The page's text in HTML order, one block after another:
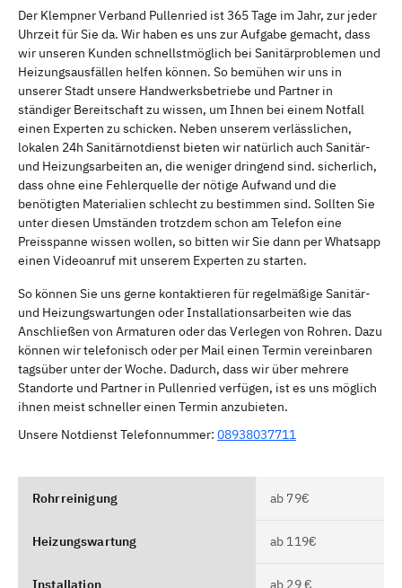
Der Klempner Verband Pullenried ist 365 Tage im Jahr, zur jeder
Uhrzeit für Sie da. Wir haben es uns zur Aufgabe gemacht, dass
wir unseren Kunden schnellstmöglich bei Sanitärproblemen und
Heizungsausfällen helfen können. So bemühen wir uns in
unserer Stadt unsere Handwerksbetriebe und Partner in
ständiger Bereitschaft zu wissen, um Ihnen bei einem Notfall
einen Experten zu schicken. Neben unserem verlässlichen,
lokalen 24h Sanitärnotdienst bieten wir natürlich auch Sanitär-
und Heizungsarbeiten an, die weniger dringend sind. sicherlich,
dass ohne eine Fehlerquelle der nötige Aufwand und die
benötigten Materialien schlecht zu bestimmen sind. Sollten Sie
unter diesen Umständen trotzdem schon am Telefon eine
Preisspanne wissen wollen, so bitten wir Sie dann per Whatsapp
einen Videoanruf mit unserem Experten zu starten.
So können Sie uns gerne kontaktieren für regelmäßige Sanitär-
und Heizungswartungen oder Installationsarbeiten wie das
Anschließen von Armaturen oder das Verlegen von Rohren. Dazu
können wir telefonisch oder per Mail einen Termin vereinbaren
tagsüber unter der Woche. Dadurch, dass wir über mehrere
Standorte und Partner in Pullenried verfügen, ist es uns möglich
ihnen meist schneller einen Termin anzubieten.
Unsere Notdienst Telefonnummer: 08938037711
Rohrreinigung ab 79€
Heizungswartung ab 119€
Installation ab 29 €